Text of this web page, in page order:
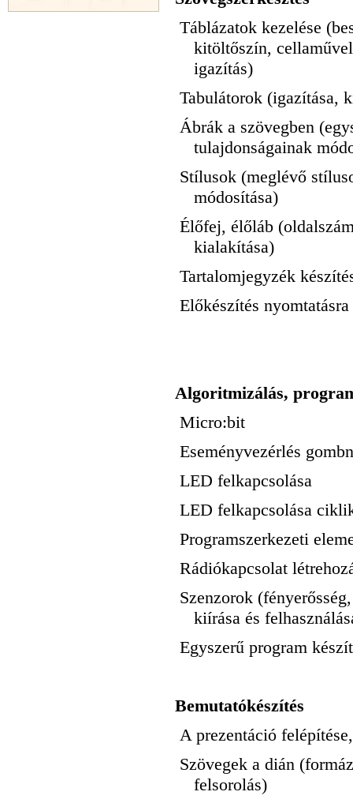
Táblázatok kezelése
kitöltőszín,
igazítás)
Tabulátorok (igazítása,
Ábrák a szövegben
tulajdonságainak
Stílusok (meglévő
módosítása)
Élőfej, élőláb
kialakítása)
Tartalomjegyzék
Előkészítés nyomtatásra
Algoritmizálás,
Micro:bit
Eseményvezérlés
LED felkapcsolása
LED felkapcsolása
Programszerkezeti
Rádiókapcsolat
Szenzorok
kiírása és
Egyszerű program
Bemutatókészítés
A prezentáció
Szövegek a dián
felsorolás)